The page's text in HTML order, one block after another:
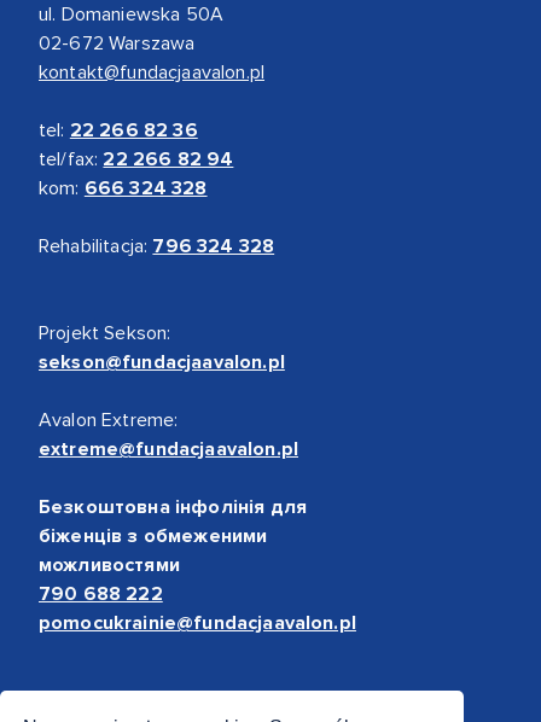
ul. Domaniewska 50A
02-672 Warszawa
kontakt@fundacjaavalon.pl
tel: 22 266 82 36
tel/fax: 22 266 82 94
kom: 666 324 328
Rehabilitacja: 796 324 328
Projekt Sekson:
sekson@fundacjaavalon.pl
Avalon Extreme:
extreme@fundacjaavalon.pl
Безкоштовна інфолінія для
біженців з обмеженими
можливостями
790 688 222
pomocukrainie@fundacjaavalon.pl